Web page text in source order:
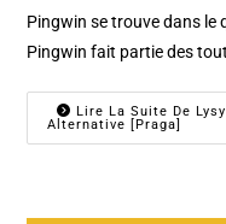
Pingwin se trouve dans le
Pingwin fait partie des
Lire La Suite De
Alternative [Praga]